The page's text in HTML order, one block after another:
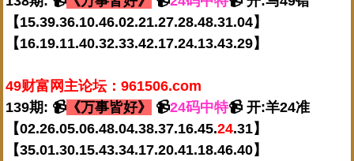
【15.39.36.10.46.02.21.27.28.48.31.04】
【16.19.11.40.32.33.42.17.24.13.43.29】
49财富网主论坛：961506.com
139期: 📹 《万事皆好》 📹24码中特📹 开:羊24准
【02.26.05.06.48.04.38.37.16.45.24.31】
【35.01.30.15.43.34.17.20.41.18.46.40】